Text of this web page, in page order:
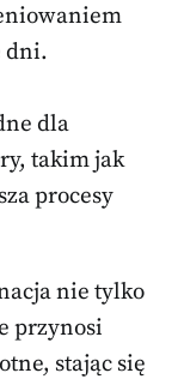
dni.
dla
takim jak
procesy
nie tylko
przynosi
stając się